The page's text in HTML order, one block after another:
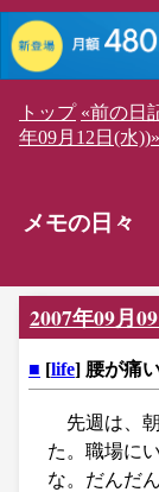
トップ «前の日
年09月12日(水))»
メモの日々
2007年09月
■ [life] 腰が痛
先週は、
た。職場に
な。だんだ